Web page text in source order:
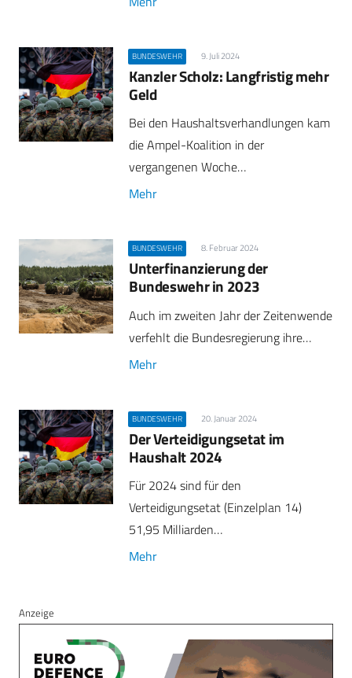
BUNDESWEHR 9. Juli 2024
Kanzler Scholz: Langfristig mehr
Geld
Bei den Haushaltsverhandlungen kam
die Ampel-Koalition in der
vergangenen Woche…
Mehr
BUNDESWEHR 8. Februar 2024
Unterfinanzierung der
Bundeswehr in 2023
Auch im zweiten Jahr der Zeitenwende
verfehlt die Bundesregierung ihre…
Mehr
BUNDESWEHR 20. Januar 2024
Der Verteidigungsetat im
Haushalt 2024
Für 2024 sind für den
Verteidigungsetat (Einzelplan 14)
51,95 Milliarden…
Mehr
Anzeige